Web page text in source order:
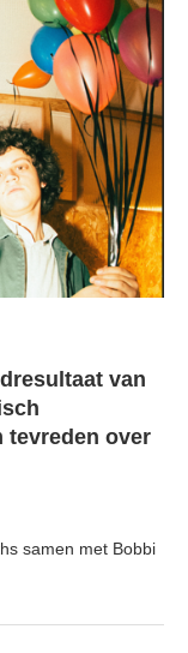
van
tevreden over
samen met Bobbi